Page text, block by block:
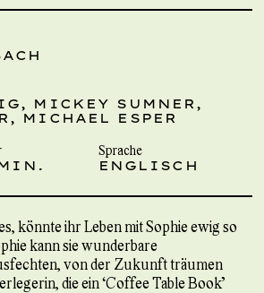
MICKEY SUMNER,
MICHAEL ESPER
Sprache
ENGLISCH
könnte ihr Leben mit Sophie ewig so
kann sie wunderbare
von der Zukunft träumen
die ein “Coffee Table Book”